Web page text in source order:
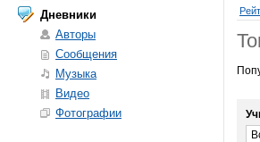
Дневники
Авторы
Сообщения
Музыка
Видео
Фотографии